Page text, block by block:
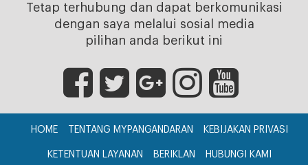
Tetap terhubung dan dapat berkomunikasi
dengan saya melalui sosial media
pilihan anda berikut ini
HOME TENTANG MYPANGANDARAN KEBIJAKAN PRIVASI
KETENTUAN LAYANAN BERIKLAN HUBUNGI KAMI